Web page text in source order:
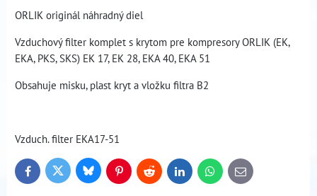
ORLIK originál náhradný diel
Vzduchový filter komplet s krytom pre kompresory ORLIK (EK,
EKA, PKS, SKS) EK 17, EK 28, EKA 40, EKA 51
Obsahuje misku, plast kryt a vložku filtra B2
Vzduch. filter EKA17-51
FacebookTwitter BlueskyPinterestReddit LinkedInWhatsApp
E-
mail